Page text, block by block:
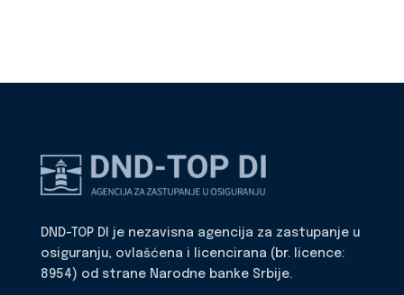
DND-TOP DI je nezavisna agencija za zastupanje u
osiguranju, ovlašćena i licencirana (br. licence:
8954) od strane Narodne banke Srbije.